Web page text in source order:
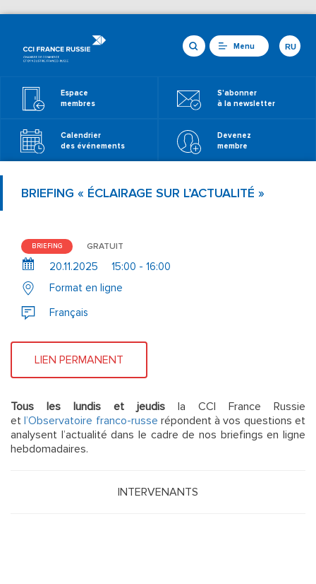
Menu
Espace
membres
S'abonner
à la newsletter
Calendrier
des événements
Devenez
membre
RU
BRIEFING « ÉCLAIRAGE SUR L’ACTUALITÉ »
BRIEFING GRATUIT
20.11.2025
15:00 - 16:00
Format en ligne
Français
LIEN PERMANENT
Tous les lundis et jeudis la CCI France Russie
etl’Observatoire franco-russe répondent à vos questions et
analysent l’actualité dans le cadre de nos briefings en ligne
hebdomadaires.
INTERVENANTS